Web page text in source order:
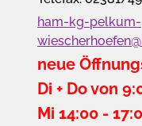
ham-kg-pelkum-
neue
Di + Do von
Mi 14:00 -